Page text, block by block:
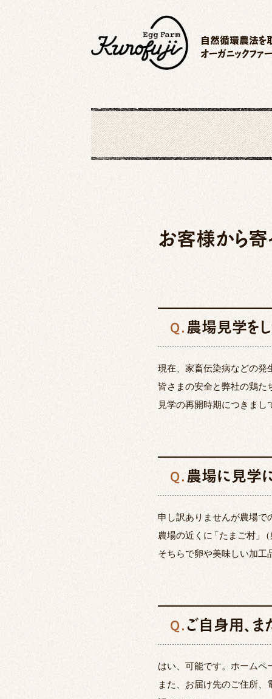
自然循環農法を
オーガニックファ
お客様から寄
Q. 農場見学を
現在、家畜伝染病などの発
皆さまの安全と弊社の鶏た
見学の再開時期につきま
Q. 農場に見学
申し訳ありませんが農場で
農場の近くに「 たまご村」 （
そちらで卵や美味しい加工
Q. ご自身用、
はい、可能です。ホームペ
また、お届け先のご住所